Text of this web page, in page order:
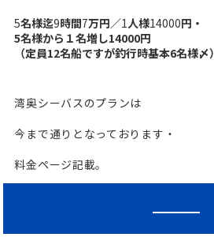
5名様迄9時間7万円／1人様14000円・
5名様から１名増し14000円
（定員12名船ですが釣行時基本6名様〆）
湾奥シーバスのプランは
今まで通りとなっております・
料金ページ記載。